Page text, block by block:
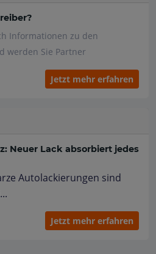
Informationen zu den
werden Sie Partner
Jetzt mehr erfahren
Neuer Lack absorbiert jedes
Autolackierungen sind
Jetzt mehr erfahren